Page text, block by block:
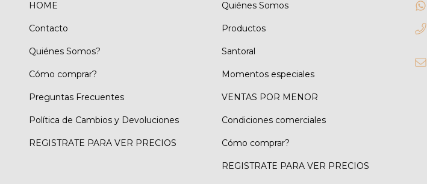
HOME
Contacto
Quiénes Somos?
Cómo comprar?
Preguntas Frecuentes
Política de Cambios y Devoluciones
REGISTRATE PARA VER PRECIOS
Quiénes Somos
Productos
Santoral
Momentos especiales
VENTAS POR MENOR
Condiciones comerciales
Cómo comprar?
REGISTRATE PARA VER PRECIOS